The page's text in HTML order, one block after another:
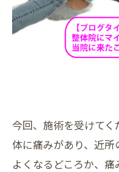
今回、施術を受けてく
体に痛みがあり、近
よくなるどころか、